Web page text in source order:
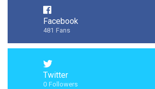
Facebook
481 Fans
Twitter
0 Followers